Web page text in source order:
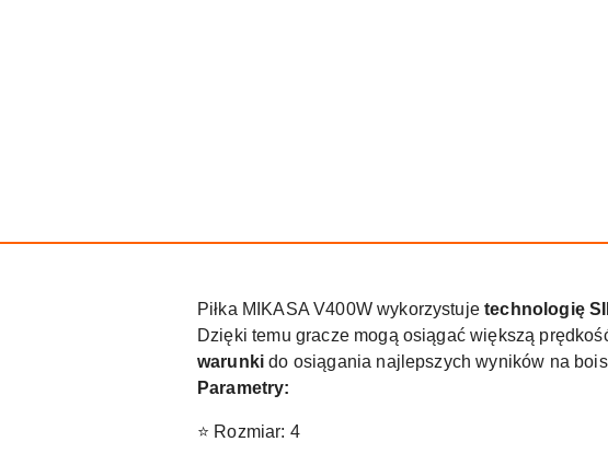
Piłka MIKASA V400W wykorzystujetechnologię
Dzięki temu gracze mogą osiągać większą
warunki do osiągania najlepszych wyników na
Parametry:
⭐ Rozmiar: 4